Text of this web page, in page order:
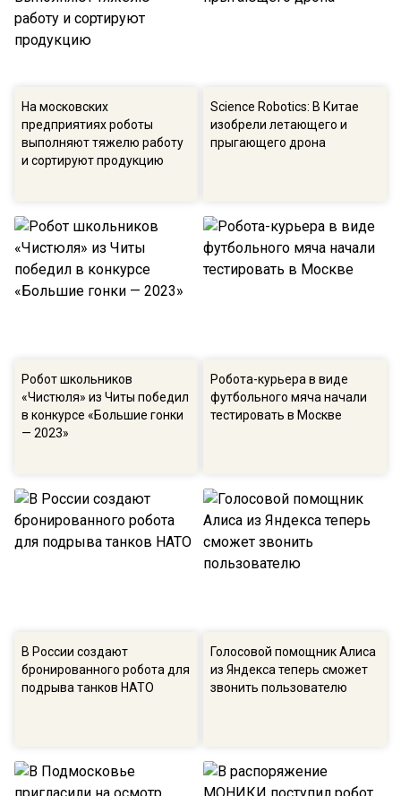
На московских
предприятиях роботы
выполняют тяжелю работу
и сортируют продукцию
Science Robotics: В Китае
изобрели летающего и
прыгающего дрона
Робот школьников
«Чистюля» из Читы победил
в конкурсе «Большие гонки
— 2023»
Робота-курьера в виде
футбольного мяча начали
тестировать в Москве
В России создают
бронированного робота для
подрыва танков НАТО
Голосовой помощник Алиса
из Яндекса теперь сможет
звонить пользователю